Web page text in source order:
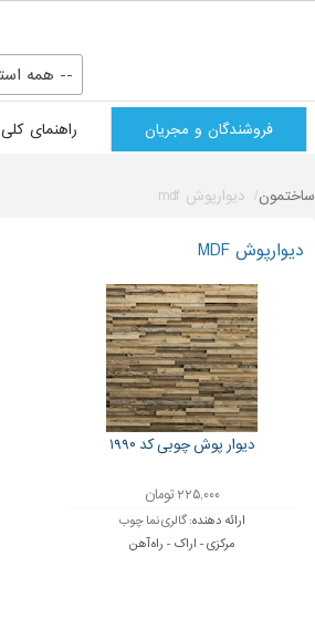
-- همه
فروشندگان و مجریان راهنمای
ساختمون دیوارپوش mdf
دیوارپوش MDF
دیوار پوش چوبی کد ۱۹۹۰
۲۲۵,۰۰۰ تومان
ارائه دهنده:گالری نما چوب
مرکزی - اراک - راه آهن